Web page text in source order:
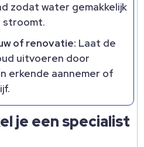
zodat water gemakkelijk
stroomt.
of renovatie: Laat de
uitvoeren door
erkende aannemer of
je een specialist